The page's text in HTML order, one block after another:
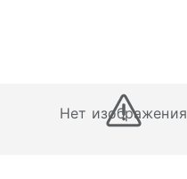
Нет изображения